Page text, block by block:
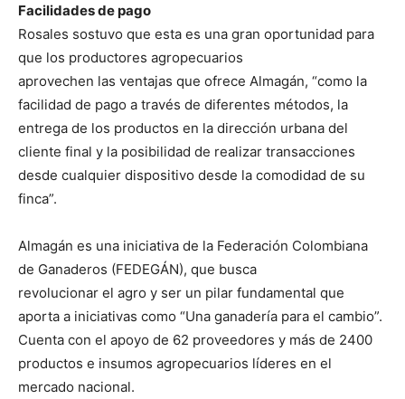
Facilidades de pago
Rosales sostuvo que esta es una gran oportunidad para
que los productores agropecuarios
aprovechen las ventajas que ofrece Almagán, “como la
facilidad de pago a través de diferentes métodos, la
entrega de los productos en la dirección urbana del
cliente final y la posibilidad de realizar transacciones
desde cualquier dispositivo desde la comodidad de su
finca”.
Almagán es una iniciativa de la Federación Colombiana
de Ganaderos (FEDEGÁN), que busca
revolucionar el agro y ser un pilar fundamental que
aporta a iniciativas como “Una ganadería para el cambio”.
Cuenta con el apoyo de 62 proveedores y más de 2400
productos e insumos agropecuarios líderes en el
mercado nacional.